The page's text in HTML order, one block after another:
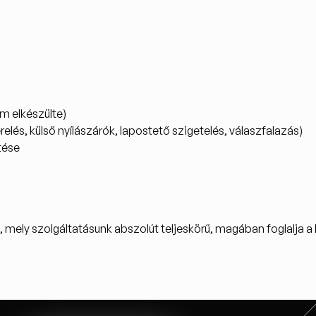
elkészülte)
külső nyílászárók, lapostető szigetelés, válaszfalazás)
szolgáltatásunk abszolút teljeskörű, magában foglalja